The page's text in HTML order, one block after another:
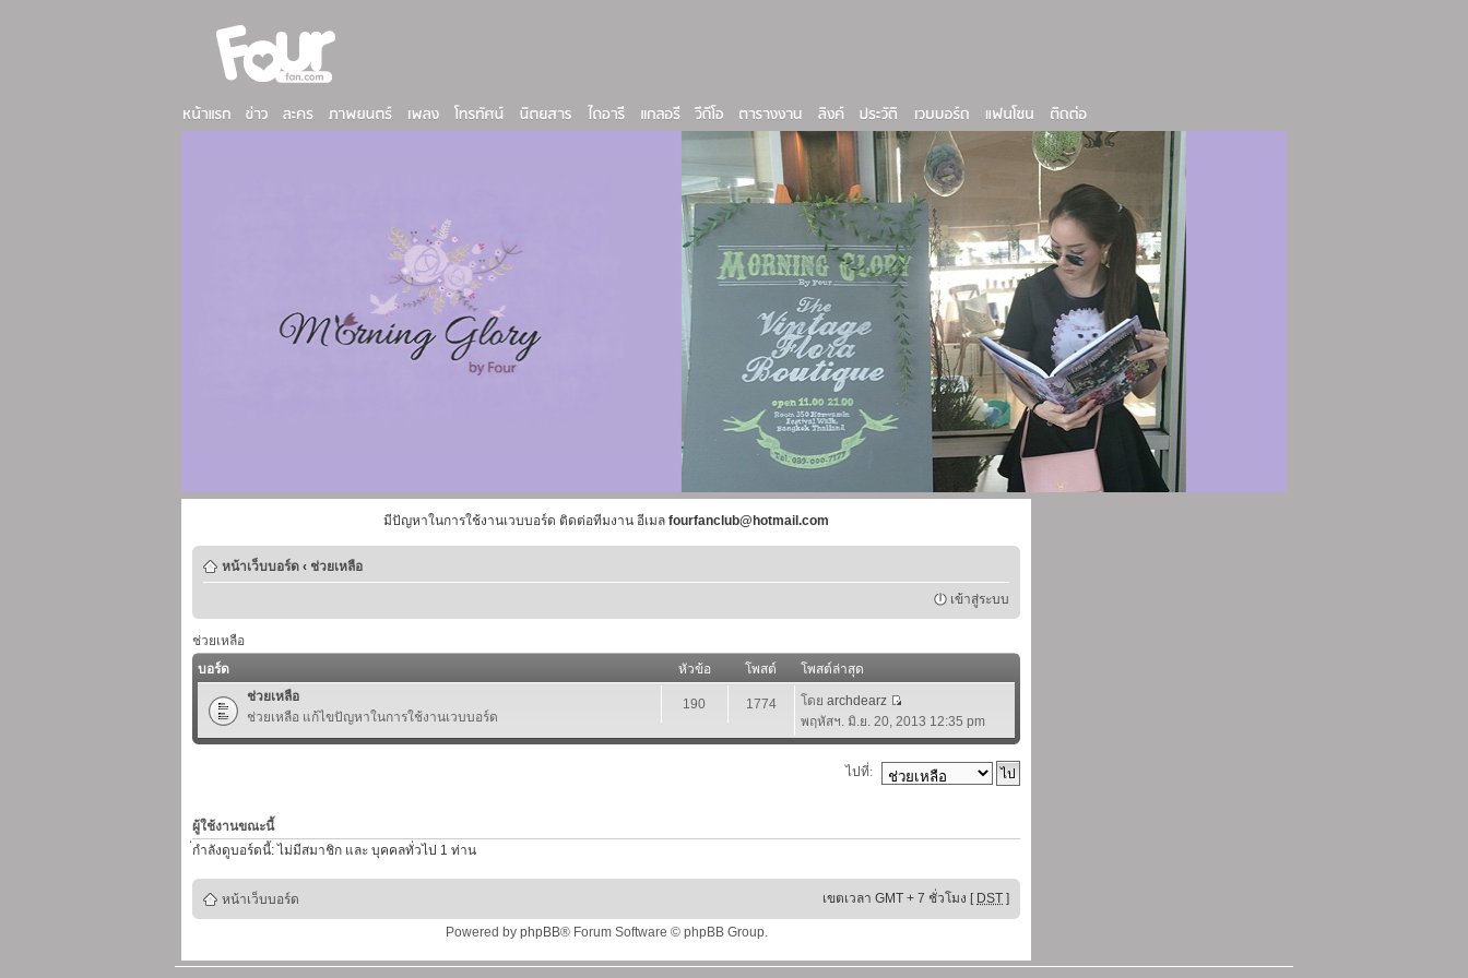
มีปัญหาในการใช้งานเวบบอร์ด ติดต่อทีมงาน อีเมล fourfanclub@hotmail.com
หน้าเว็บบอร์ด ‹ ช่วยเหลือ
เข้าสู่ระบบ
ช่วยเหลือ
บอร์ด
หัวข้อ โพสต์
โพสต์ล่าสุด
ช่วยเหลือ
ช่วยเหลือ แก้ไขปัญหาในการใช้งานเวบบอร์ด
190 1774 โดย archdearz
พฤหัสฯ. มิ.ย. 20, 2013 12:35 pm
ไปที่:
ผู้ใช้งานขณะนี้
่กำลังดูบอร์ดนี้: ไม่มีสมาชิก และ บุคคลทั่วไป 1 ท่าน
หน้าเว็บบอร์ด เขตเวลา GMT + 7 ชั่วโมง [ DST ]
Powered by phpBB® Forum Software © phpBB Group.